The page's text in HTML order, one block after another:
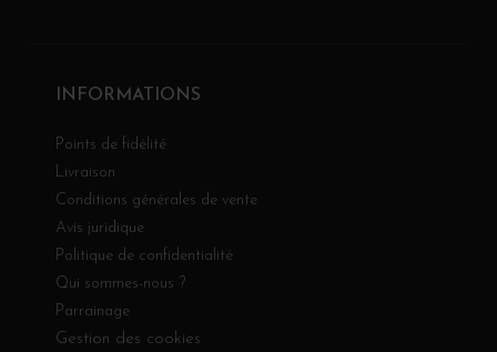
INFORMATIONS
Points de fidélité
Livraison
Conditions générales de vente
Avis juridique
Politique de confidentialité
Qui sommes-nous ?
Parrainage
Gestion des cookies